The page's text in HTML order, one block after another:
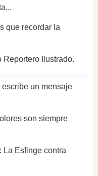
que recordar la
Reportero Ilustrado.
un mensaje
son siempre
La Esfinge contra